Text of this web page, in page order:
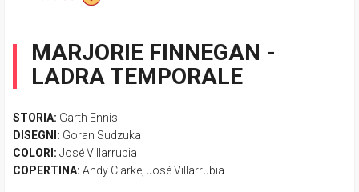
MARJORIE FINNEGAN -
LADRA TEMPORALE
STORIA: Garth Ennis
DISEGNI: Goran Sudzuka
COLORI: José Villarrubia
COPERTINA: Andy Clarke José Villarrubia